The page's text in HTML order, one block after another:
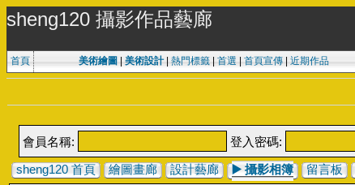
sheng120 攝影作品藝廊
首頁 美術繪圖 美術設計| 熱門標籤| 首選 首頁宣傳| 近期作品
會員名稱: 登入密碼:
sheng120 首頁
繪圖畫廊 設計藝廊 ▶️ 攝影相簿 留言板